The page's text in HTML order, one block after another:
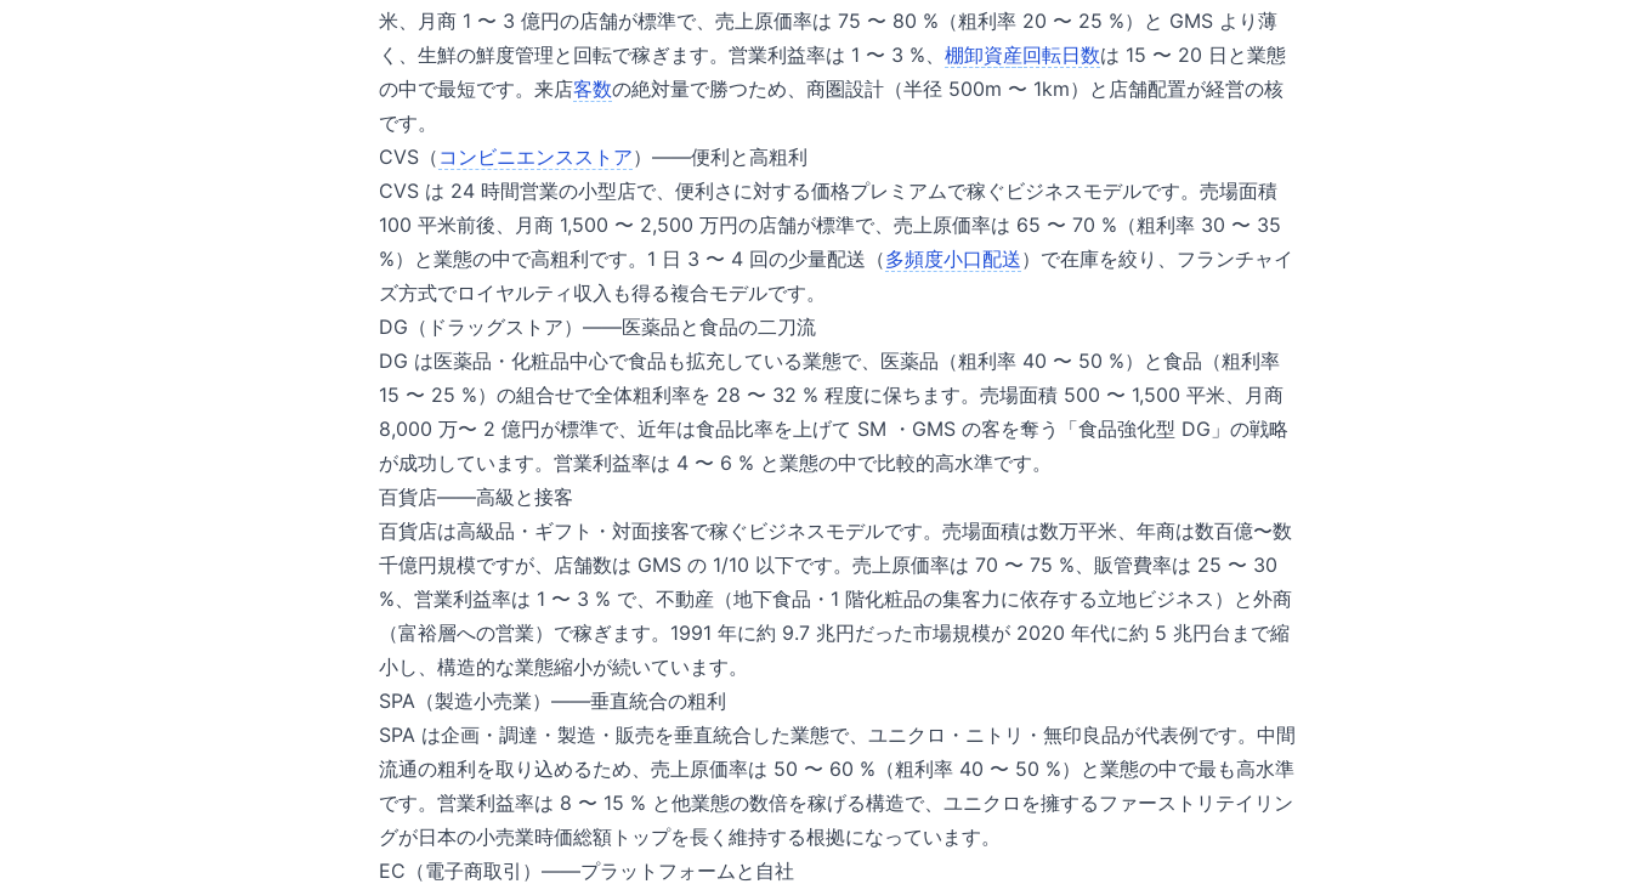
米、月商 1 〜 3 億円の店舗が標準で、売上原価率は 75 〜 80 %（粗利率 20 〜 25 %）と GMS より薄
く、生鮮の鮮度管理と回転で稼ぎます。営業利益率は 1 〜 3 %、 棚卸資産回転日数は 15 〜 20 日と業態
の中で最短です。来店客数の絶対量で勝つため、商圏設計（半径 500m 〜 1km）と店舗配置が経営の核
です。
CVS（ コンビニエンスストア）——便利と高粗利
CVS は 24 時間営業の小型店で、便利さに対する価格プレミアムで稼ぐビジネスモデルです。売場面積
100 平米前後、月商 1,500 〜 2,500 万円の店舗が標準で、売上原価率は 65 〜 70 %（粗利率 30 〜 35
%）と業態の中で高粗利です。1 日 3 〜 4 回の少量配送（多頻度小口配送）で在庫を絞り、フランチャイ
ズ方式でロイヤルティ収入も得る複合モデルです。
DG（ドラッグストア）——医薬品と食品の二刀流
DG は医薬品・化粧品中心で食品も拡充している業態で、医薬品（粗利率 40 〜 50 %）と食品（粗利率
15 〜 25 %）の組合せで全体粗利率を 28 〜 32 % 程度に保ちます。売場面積 500 〜 1,500 平米、月商
8,000 万〜 2 億円が標準で、近年は食品比率を上げて SM ・GMS の客を奪う「食品強化型 DG」の戦略
が成功しています。営業利益率は 4 〜 6 % と業態の中で比較的高水準です。
百貨店——高級と接客
百貨店は高級品・ギフト・対面接客で稼ぐビジネスモデルです。売場面積は数万平米、年商は数百億〜数
千億円規模ですが、店舗数は GMS の 1/10 以下です。売上原価率は 70 〜 75 %、販管費率は 25 〜 30
%、営業利益率は 1 〜 3 % で、不動産（地下食品・1 階化粧品の集客力に依存する立地ビジネス）と外商
（富裕層への営業）で稼ぎます。1991 年に約 9.7 兆円だった市場規模が 2020 年代に約 5 兆円台まで縮
小し、構造的な業態縮小が続いています。
SPA（製造小売業）——垂直統合の粗利
SPA は企画・調達・製造・販売を垂直統合した業態で、ユニクロ・ニトリ・無印良品が代表例です。中間
流通の粗利を取り込めるため、売上原価率は 50 〜 60 %（粗利率 40 〜 50 %）と業態の中で最も高水準
です。営業利益率は 8 〜 15 % と他業態の数倍を稼げる構造で、ユニクロを擁するファーストリテイリン
グが日本の小売業時価総額トップを長く維持する根拠になっています。
EC（電子商取引）——プラットフォームと自社